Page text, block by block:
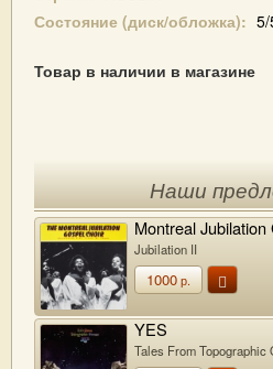
Состояние (диск/обложка):
Товар в наличии в магазине
Наши
Montreal
Jubilation II
1000р.
YES
Tales From Topographic